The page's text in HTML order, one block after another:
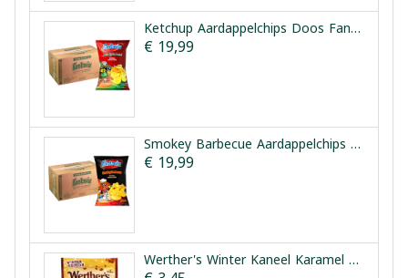
Ketchup Aardappelchips Doos Fantasia 12x90g
€ 19,99
Smokey Barbecue Aardappelchips Doos Fantasia 12x90g
€ 19,99
Werther's Winter Kaneel Karamel Popcorn 140g